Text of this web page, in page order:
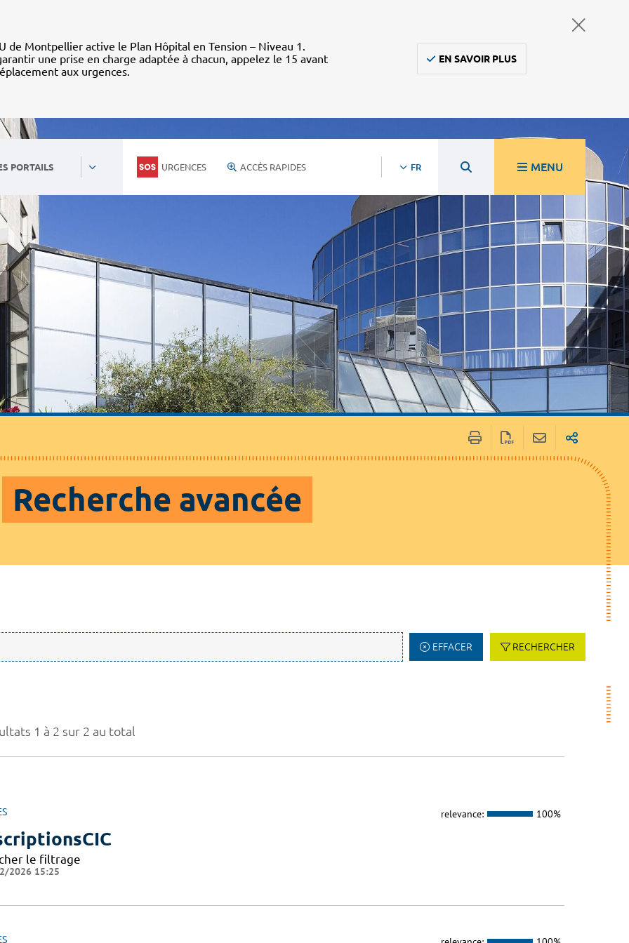
de Montpellier active le Plan Hôpital en Tension – Niveau 1.
une prise en charge adaptée à chacun, appelez le 15 avant
aux urgences.
EN SAVOIR PLUS
PORTAILS URGENCES ACCÈS RAPIDES FR MENU
Recherche avancée
EFFACER RECHERCHER
1 à 2 sur 2 au total
relevance: 100%
le filtrage
2026 15:25